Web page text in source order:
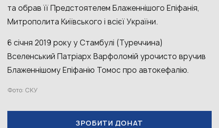
та обрав її Предстоятелем Блаженнішого Епіфанія,
Митрополита Київського і всієї України.
6 січня 2019 року у Стамбулі (Туреччина)
Вселенський Патріарх Варфоломій урочисто вручив
Блаженнішому Епіфанію Томос про автокефалію.
Фото: СКУ
ЗРОБИТИ ДОНАТ